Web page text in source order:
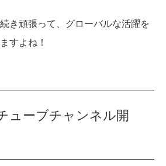
き頑張って、グローバルな活躍を
すよね！
ューブチャンネル開